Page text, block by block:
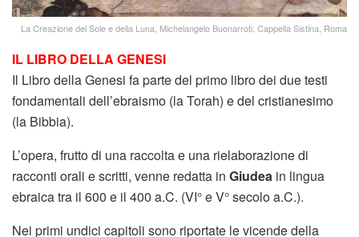
La Creazione del Sole e della Luna, Michelangelo Buonarroti, Cappella Sistina, Roma
IL LIBRO DELLA GENESI
Il Libro della Genesi fa parte del primo libro dei due testi
fondamentali dell’ebraismo (la Torah) e del cristianesimo
(la Bibbia).
L’opera, frutto di una raccolta e una rielaborazione di
racconti orali e scritti, venne redatta in Giudea in lingua
ebraica tra il 600 e il 400 a.C. (VI° e V° secolo a.C.).
Nei primi undici capitoli sono riportate le vicende della